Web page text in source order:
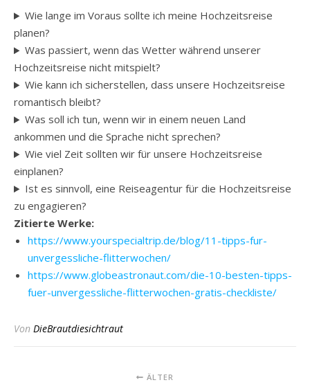
Wie lange im Voraus sollte ich meine Hochzeitsreise
planen?
Was passiert, wenn das Wetter während unserer
Hochzeitsreise nicht mitspielt?
Wie kann ich sicherstellen, dass unsere Hochzeitsreise
romantisch bleibt?
Was soll ich tun, wenn wir in einem neuen Land
ankommen und die Sprache nicht sprechen?
Wie viel Zeit sollten wir für unsere Hochzeitsreise
einplanen?
Ist es sinnvoll, eine Reiseagentur für die Hochzeitsreise
zu engagieren?
Zitierte Werke:
https://www.yourspecialtrip.de/blog/11-tipps-fur-
unvergessliche-flitterwochen/
https://www.globeastronaut.com/die-10-besten-tipps-
fuer-unvergessliche-flitterwochen-gratis-checkliste/
Von DieBrautdiesichtraut
ÄLTER